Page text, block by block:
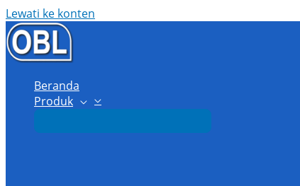
Lewati ke konten
Beranda
Produk